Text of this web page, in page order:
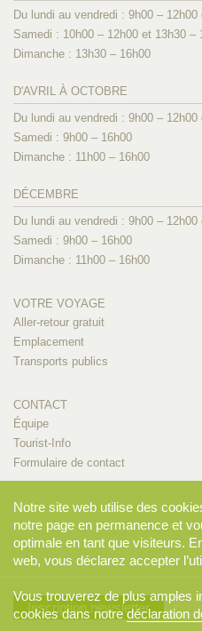
Du lundi au vendredi : 9h00 –
Samedi : 10h00 – 12h00 et 13h30 –
Dimanche : 13h30 – 16h00
D'AVRIL À OCTOBRE
Du lundi au vendredi : 9h00 –
Samedi : 9h00 – 16h00
Dimanche : 11h00 – 16h00
DÉCEMBRE
Du lundi au vendredi : 9h00 –
Samedi : 9h00 – 16h00
Dimanche : 11h00 – 16h00
VOTRE VOYAGE
Aller-retour gratuit
Emplacement
Transports publics
CONTACT
Équipe
Tourist-Info
Formulaire de contact
Inscription newsletter
Notre site web utilise des
notre page en permanence et
optimale en tant que visiteurs.
web, vous déclarez accepter
Vous trouverez de plus amples
cookies dans notredéclaration